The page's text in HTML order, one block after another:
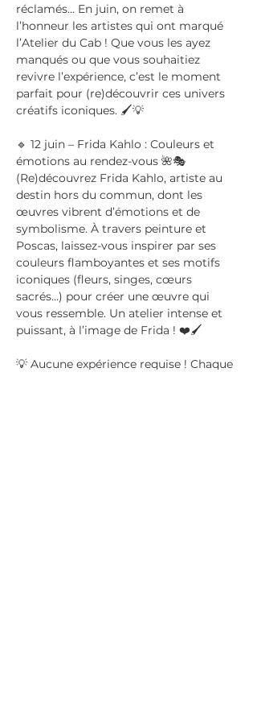
réclamés… En juin, on remet à
l’honneur les artistes qui ont marqué
l’Atelier du Cab ! Que vous les ayez
manqués ou que vous souhaitiez
revivre l’expérience, c’est le moment
parfait pour (re)découvrir ces univers
créatifs iconiques. 🖌️💡
🔹 12 juin – Frida Kahlo : Couleurs et
émotions au rendez-vous 🌺🎭
(Re)découvrez Frida Kahlo, artiste au
destin hors du commun, dont les
œuvres vibrent d’émotions et de
symbolisme. À travers peinture et
Poscas, laissez-vous inspirer par ses
couleurs flamboyantes et ses motifs
iconiques (fleurs, singes, cœurs
sacrés…) pour créer une œuvre qui
vous ressemble. Un atelier intense et
puissant, à l’image de Frida ! ❤️🖌️
💡 Aucune expérience requise ! Chaque